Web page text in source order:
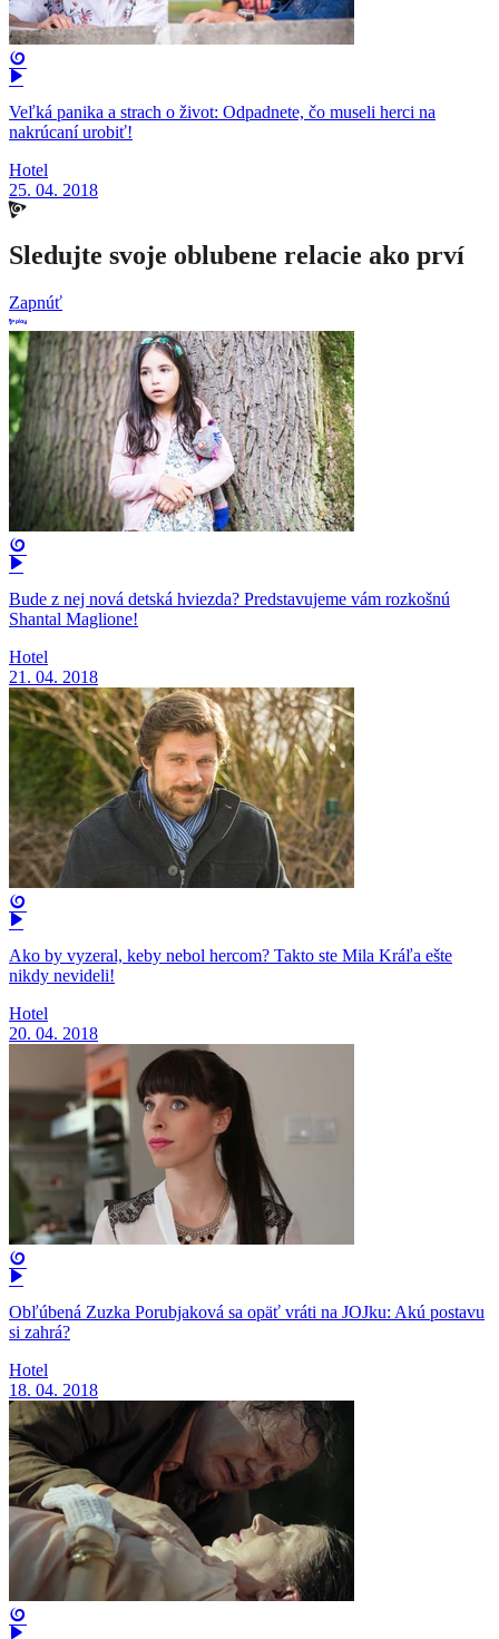
Veľká panika a strach o život: Odpadnete, čo museli herci na
nakrúcaní urobiť!
Hotel
25. 04. 2018
Sledujte svoje oblubene relacie ako prví
Zapnúť
Bude z nej nová detská hviezda? Predstavujeme vám rozkošnú
Shantal Maglione!
Hotel
21. 04. 2018
Ako by vyzeral, keby nebol hercom? Takto ste Mila Kráľa ešte
nikdy nevideli!
Hotel
20. 04. 2018
Obľúbená Zuzka Porubjaková sa opäť vráti na JOJku: Akú postavu
si zahrá?
Hotel
18. 04. 2018